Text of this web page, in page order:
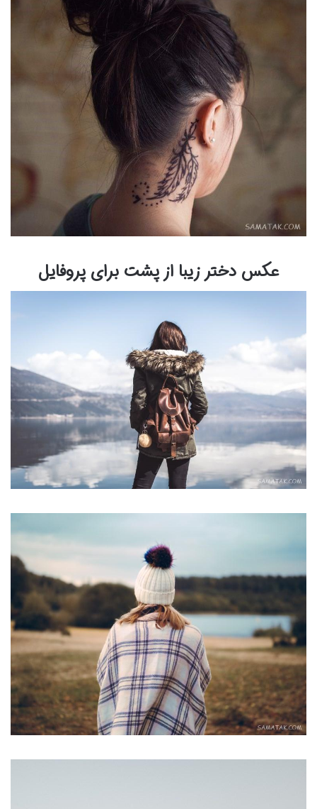
عکس دختر زیبا از پشت برای پروفایل